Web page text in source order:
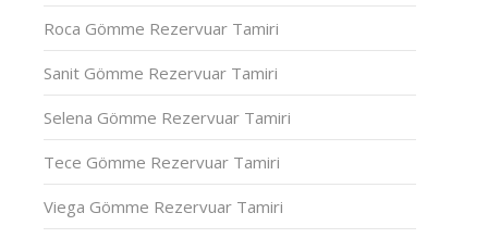
Roca Gömme Rezervuar Tamiri
Sanit Gömme Rezervuar Tamiri
Selena Gömme Rezervuar Tamiri
Tece Gömme Rezervuar Tamiri
Viega Gömme Rezervuar Tamiri